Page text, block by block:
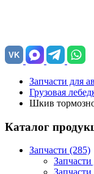
VK
Запчасти для
Грузовая
Шкив
Каталог
Запчасти (285)